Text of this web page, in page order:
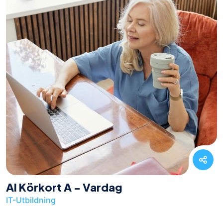
AI Körkort A - Vardag
IT-Utbildning